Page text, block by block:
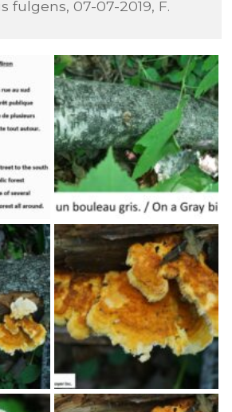
fulgens, 07-07-2019, F.